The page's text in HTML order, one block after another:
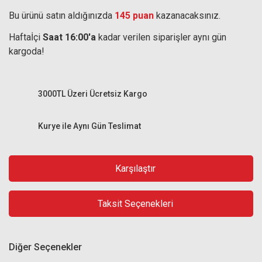
Bu ürünü satın aldığınızda 145 puan kazanacaksınız.
Haftaİçi Saat 16:00'a kadar verilen siparişler aynı gün
kargoda!
Kurye ile Aynı Gün Teslimat
3000TL Üzeri Ücretsiz Kargo
Karşılaştır
Taksit Seçenekleri
Diğer Seçenekler